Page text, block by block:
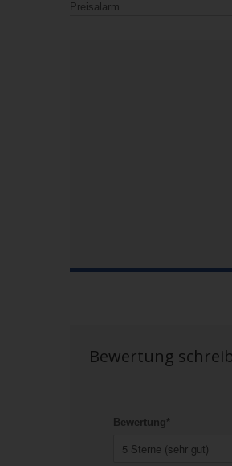
Preisalarm
Bewertung
Bewertung*